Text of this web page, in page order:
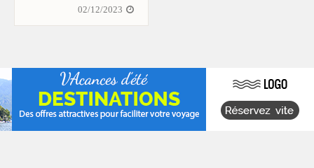
02/12/2023